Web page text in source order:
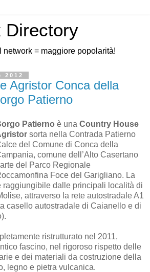
Directory
network = maggiore popolarità!
2012
Agristor Conca della
Patierno
Patierno è una Country House
sorta nella Contrada Patierno
del Comune di Conca della
comune dell’Alto Casertano
del Parco Regionale
Foce del Garigliano. La
raggiungibile dalle principali località di
attraverso la rete autostradale A1
casello autostradale di Caianello e di
ristrutturato nel 2011,
fascino, nel rigoroso rispetto delle
e dei materiali da costruzione della
legno e pietra vulcanica.